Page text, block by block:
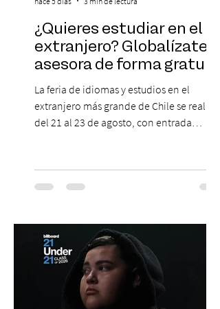
¿Quieres estudiar en el
extranjero? Globalízate te
asesora de forma gratuita
La feria de idiomas y estudios en el
extranjero más grande de Chile se realizará
del 21 al 23 de agosto, con entrada
escenario en que los idiomas mantienen
un papel relevante para acceder a
desenvolverse en contextos
internacionales, los resultados más
recientes muestran que Chile todavía
enfrenta importantes desafíos en su
aprendizaje. Según el estudio global EF